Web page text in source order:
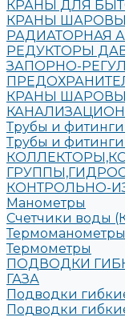
КРАНЫ ДЛЯ
КРАНЫ
РАДИАТОРНАЯ
РЕДУКТОРЫ
ЗАПОРНО-
КРАНЫ
Трубы и
Трубы и
КОНТРОЛЬНО-
Манометры
Счетчики воды
Термоманометры
Термометры
ПОДВОДКИ
ГАЗА
Подводки
Подводки